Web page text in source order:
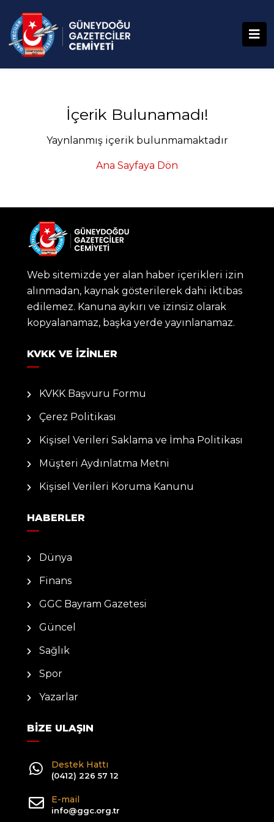
İçerik Bulunamadı!
Yaynlanmış içerik bulunmamaktadır
Ana Sayfaya Dön
Web sitemizde yer alan haber içerikleri izin
alınmadan, kaynak gösterilerek dahi iktibas
edilemez. Kanuna aykırı ve izinsiz olarak
kopyalanamaz, başka yerde yayınlanamaz.
KVKK VE İZINLER
KVKK Başvuru Formu
Çerez Politikası
Kişisel Verileri Saklama ve İmha Politikası
Müşteri Aydınlatma Metni
Kişisel Verileri Koruma Kanunu
HABERLER
Dünya
Finans
GGC Bayram Gazetesi
Güncel
Sağlık
Spor
Yazarlar
BIZE ULAŞIN
Destek Hattı
(0412) 226 57 12
E-mail
info@ggc.org.tr